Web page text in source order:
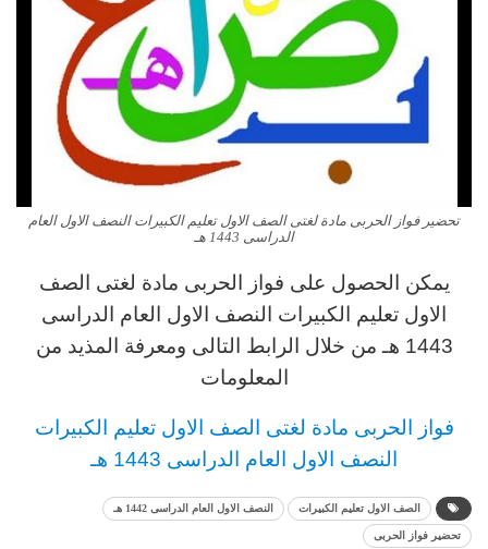
تحضير فواز الحربى مادة لغتى الصف الاول تعليم الكبيرات النصف الاول العام
الدراسى 1443 هـ
يمكن الحصول على فواز الحربى مادة لغتى الصف
الاول تعليم الكبيرات
النصف الاول العام الدراسى
1443 هـ من خلال الرابط التالى ومعرفة المذيد من
المعلومات
فواز الحربى مادة لغتى الصف الاول تعليم الكبيرات
النصف الاول العام الدراسى
الصف الاول تعليم الكبيرات النصف الاول العام الدراسى 1442 هـ
تحضير فواز الحربى